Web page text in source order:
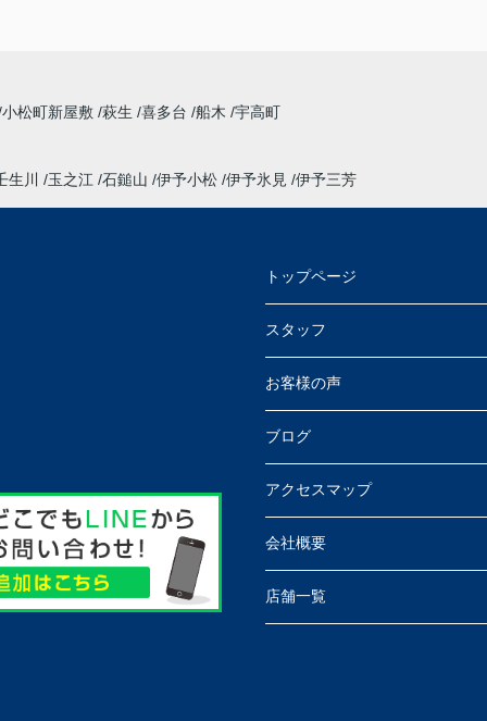
小松町新屋敷 萩生 喜多台 船木 宇高町
生川 玉之江 石鎚山 伊予小松 伊予氷見 伊予三芳
トップページ
スタッフ
お客様の声
ブログ
アクセスマップ
会社概要
店舗一覧